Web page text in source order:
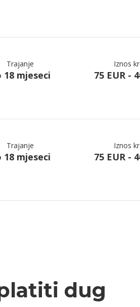
Trajanje
18 mjeseci
Iznos
75 EUR -
Trajanje
18 mjeseci
Iznos
75 EUR -
dug